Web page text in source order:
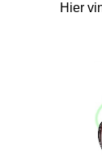
Hier